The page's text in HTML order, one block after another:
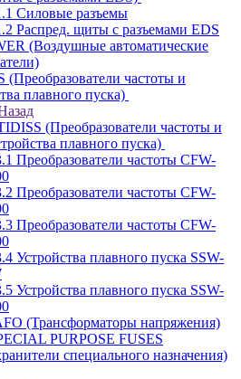
Силовые разъемы
Распред. щиты с разъемами EDS
(Воздушные автоматические
(Преобразователи частоты и
плавного пуска)
(Преобразователи частоты и
плавного пуска)
Преобразователи частоты CFW-
Преобразователи частоты CFW-
Преобразователи частоты CFW-
Устройства плавного пуска SSW-
Устройства плавного пуска SSW-
(Трансформаторы напряжения)
PURPOSE FUSES
специального назначения)